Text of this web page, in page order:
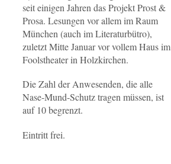
seit einigen Jahren das Projekt Prost &
Prosa. Lesungen vor allem im Raum
München (auch im Literaturbütro),
zuletzt Mitte Januar vor vollem Haus im
Foolstheater in Holzkirchen.
Die Zahl der Anwesenden, die alle
Nase-Mund-Schutz tragen müssen, ist
auf 10 begrenzt.
Eintritt frei.